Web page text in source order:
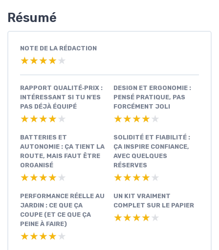
Résumé
NOTE DE LA RÉDACTION
★★★★★
★★★★★
RAPPORT QUALITÉ‑PRIX :
INTÉRESSANT SI TU N’ES
PAS DÉJÀ ÉQUIPÉ
★★★★★
★★★★★
DESIGN ET ERGONOMIE :
PENSÉ PRATIQUE, PAS
FORCÉMENT JOLI
★★★★★
★★★★★
BATTERIES ET
AUTONOMIE : ÇA TIENT LA
ROUTE, MAIS FAUT ÊTRE
ORGANISÉ
★★★★★
★★★★★
SOLIDITÉ ET FIABILITÉ :
ÇA INSPIRE CONFIANCE,
AVEC QUELQUES
RÉSERVES
★★★★★
★★★★★
PERFORMANCE RÉELLE AU
JARDIN : CE QUE ÇA
COUPE (ET CE QUE ÇA
PEINE À FAIRE)
★★★★★
★★★★★
UN KIT VRAIMENT
COMPLET SUR LE PAPIER
★★★★★
★★★★★